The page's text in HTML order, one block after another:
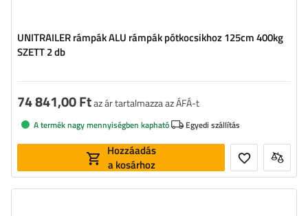
UNITRAILER rámpák ALU rámpák pótkocsikhoz 125cm 400kg
SZETT 2 db
74 841,00 Ftaz ár tartalmazza az ÁFÁ-t
A termék nagy mennyiségben kapható Egyedi szállítás
Hozzáadás
a kosárhoz